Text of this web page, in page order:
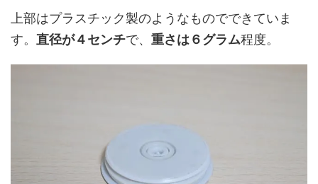
上部はプラスチック製のようなものでできていま
す。 直径が４センチで、 重さは６グラム程度。